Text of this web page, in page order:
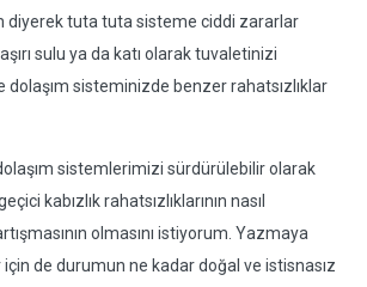
diyerek tuta tuta sisteme ciddi zararlar
sulu ya da katı olarak tuvaletinizi
dolaşım sisteminizde benzer rahatsızlıklar
sistemlerimizi sürdürülebilir olarak
kabızlık rahatsızlıklarının nasıl
olmasını istiyorum. Yazmaya
de durumun ne kadar doğal ve istisnasız